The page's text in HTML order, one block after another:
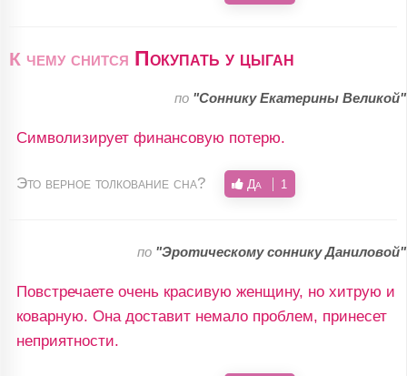
К чему снится Покупать у цыган
по "Соннику Екатерины Великой"
Символизирует финансовую потерю.
Это верное толкование сна? Да 1
по "Эротическому соннику Даниловой"
Повстречаете очень красивую женщину, но хитрую и
коварную. Она доставит немало проблем, принесет
неприятности.